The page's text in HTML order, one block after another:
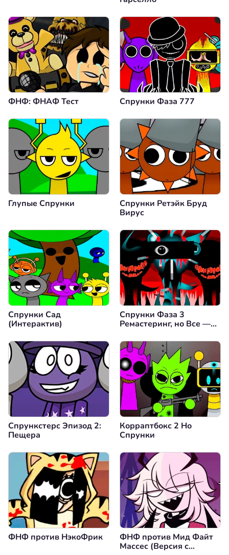
ФНФ: ФНАФ Тест Спрунки Фаза 777
Глупые Спрунки
Спрунки Ретэйк Бруд
Вирус
Спрунки Сад
(Интерактив)
Спрунки Фаза 3
Ремастеринг, но Все —
Спрункстерс Эпизод 2:
Пещера
Корраптбокс 2 Но
Спрунки
ФНФ против НэкоФрик
ФНФ против Мид Файт
Массес (Версия с